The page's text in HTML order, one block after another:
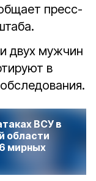
пресс-
двух мужчин
в
ВСУ в
области
мирных